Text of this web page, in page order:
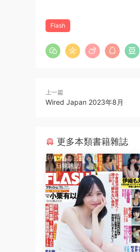
Flash
上一篇
Wired Japan 2023年8月
更多本類書籍雜誌
日韓雜誌